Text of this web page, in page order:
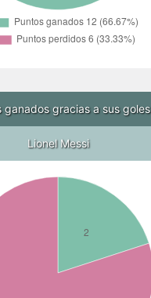
ganados gracias a sus goles
Lionel Messi